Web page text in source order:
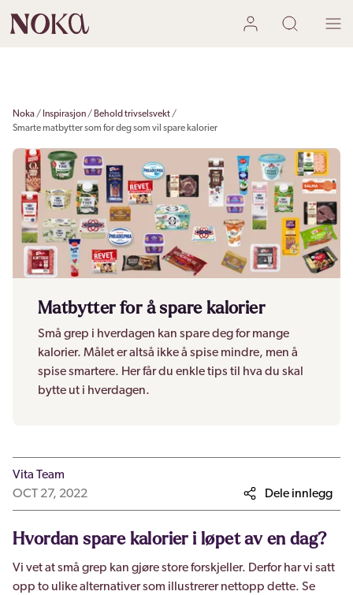
Noka Inspirasjon
Behold trivselsvekt
Smarte matbytter som for deg som vil spare kalorier
Matbytter for å spare kalorier
Små grep i hverdagen kan spare deg for mange
kalorier. Målet er altså ikke å spise mindre, men å
spise smartere. Her får du enkle tips til hva du skal
bytte ut i hverdagen.
Vita Team
OCT 27, 2022
Dele innlegg
Hvordan spare kalorier i løpet av en dag?
Vi vet at små grep kan gjøre store forskjeller. Derfor har vi satt
opp to ulike alternativer som illustrerer nettopp dette. Se